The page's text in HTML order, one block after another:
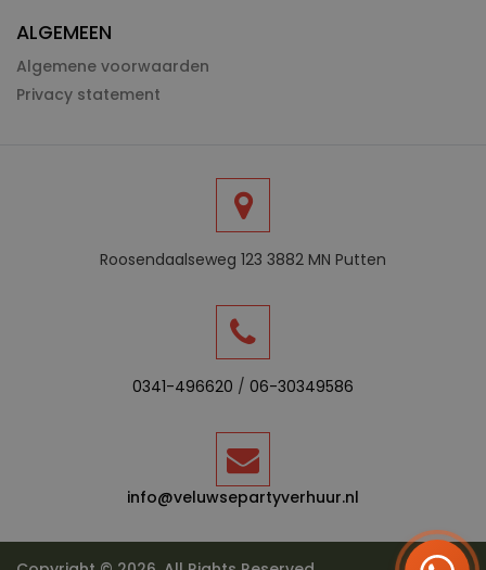
ALGEMEEN
Algemene voorwaarden
Privacy statement
Roosendaalseweg 123 3882 MN Putten
0341-496620 / 06-30349586
info@veluwsepartyverhuur.nl